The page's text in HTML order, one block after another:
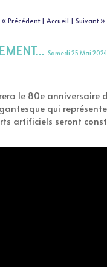
« Précédent | Accueil | Suivant »
Samedi 25 Mai 2024
le 80e anniversaire
qui
artificiels seront